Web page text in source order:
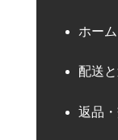
ホーム
配送
返品